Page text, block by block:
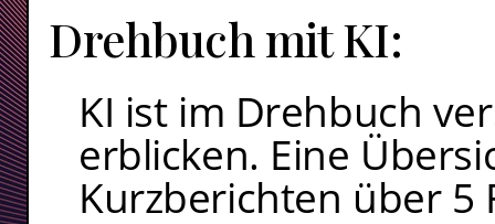
Drehbuch mit KI:
KI ist im Drehbuch
erblicken. Eine
Kurzberichten über 5